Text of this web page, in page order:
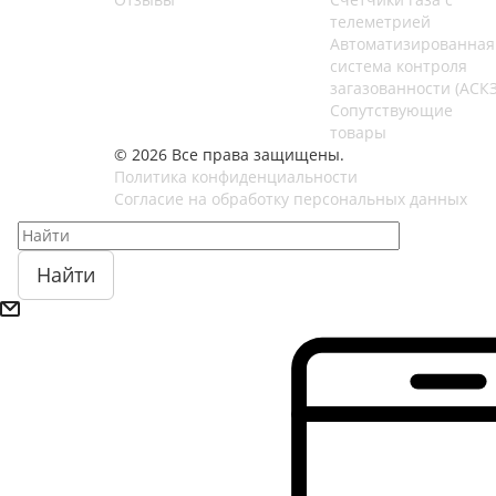
телеметрией
Автоматизированная
система контроля
загазованности
Сопутствующие
товары
© 2026 Все права защищены.
Политика конфиденциальности
Согласие на обработку персональных данных
Найти